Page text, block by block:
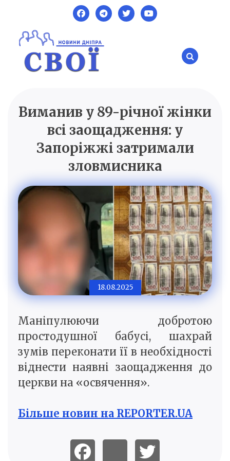
content
SVOI.DP.UA
Новини Дніпра
Виманив у 89-річної жінки
всі заощадження: у
Запоріжжі затримали
зловмисника
18.08.2025
Маніпулюючи добротою
простодушної бабусі, шахрай
зумів переконати її в необхідності
віднести наявні заощадження до
церкви на «освячення».
Більше новин на REPORTER.UA